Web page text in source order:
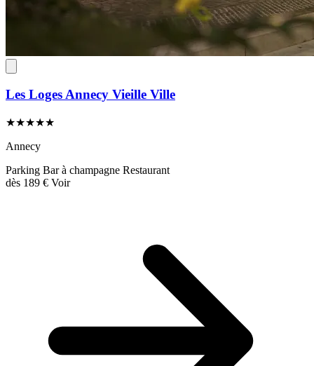
Les Loges Annecy Vieille Ville
★★★★★
Annecy
Parking Bar à champagne Restaurant
dès 189 € Voir